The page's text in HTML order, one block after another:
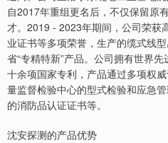
自2017年重组更名后，不仅保留原
才。2019 - 2023年期间，公司荣获
业证书等多项荣誉，生产的缆式线
省“专精特新”产品。公司拥有世界
十余项国家专利，产品通过多项权
量监督检验中心的型式检验和应急
的消防品认证证书等。
沈安探测的产品优势